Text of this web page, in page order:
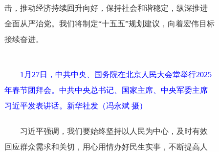
击，推动经济持续回升向好，保持社会和谐稳定，纵深推进
全面从严治党。我们将制定“十五五”规划建议，向着宏伟目标
接续奋进。
1月27日，中共中央、国务院在北京人民大会堂举行2025
年春节团拜会。中共中央总书记、国家主席、中央军委主席
习近平发表讲话。新华社发（冯永斌 摄）
习近平强调，我们要始终坚持以人民为中心，及时有效
回应群众需求和关切，用心用情办好民生实事，不断提高人